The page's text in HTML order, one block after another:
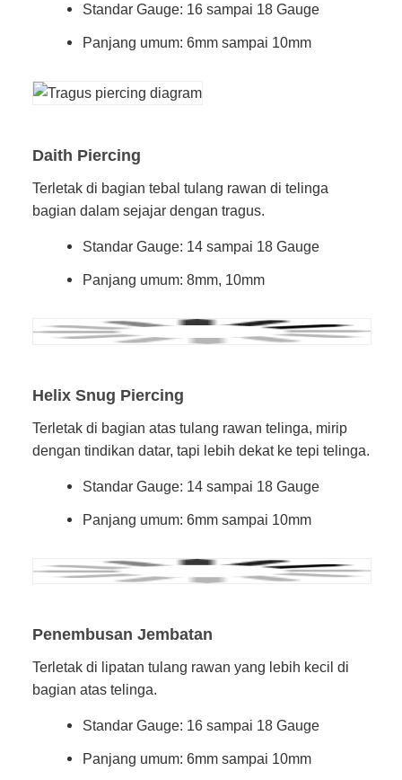
Standar Gauge: 16 sampai 18 Gauge
Panjang umum: 6mm sampai 10mm
Daith Piercing
Terletak di bagian tebal tulang rawan di telinga
bagian dalam sejajar dengan tragus.
Standar Gauge: 14 sampai 18 Gauge
Panjang umum: 8mm, 10mm
Helix Snug Piercing
Terletak di bagian atas tulang rawan telinga, mirip
dengan tindikan datar, tapi lebih dekat ke tepi telinga.
Standar Gauge: 14 sampai 18 Gauge
Panjang umum: 6mm sampai 10mm
Penembusan Jembatan
Terletak di lipatan tulang rawan yang lebih kecil di
bagian atas telinga.
Standar Gauge: 16 sampai 18 Gauge
Panjang umum: 6mm sampai 10mm